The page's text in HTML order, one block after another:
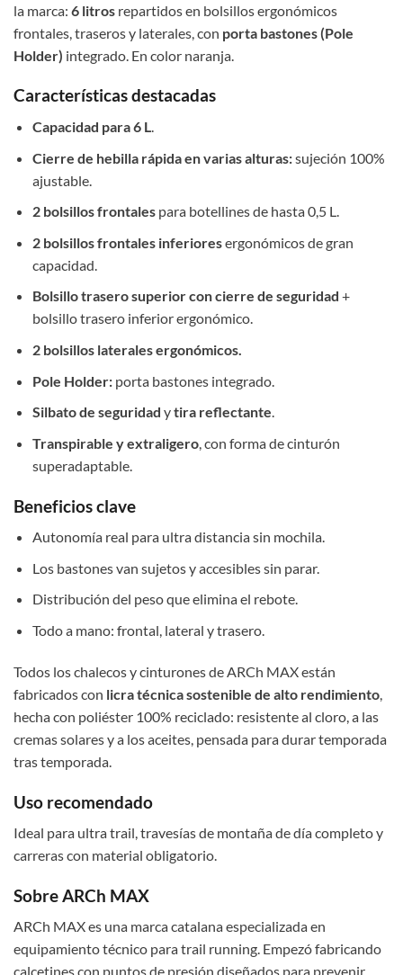
la marca: 6 litros repartidos en bolsillos ergonómicos
frontales, traseros y laterales, con porta bastones (Pole
Holder) integrado. En color naranja.
Características destacadas
Capacidad para 6 L.
Cierre de hebilla rápida en varias alturas:sujeción 100%
ajustable.
2 bolsillos frontalespara botellines de hasta 0,5 L.
2 bolsillos frontales inferioresergonómicos de gran
capacidad.
Bolsillo trasero superior con cierre de seguridad +
bolsillo trasero inferior ergonómico.
2 bolsillos laterales ergonómicos.
Pole Holder:porta bastones integrado.
Silbato de seguridad ytira reflectante.
Transpirable y extraligero, con forma de cinturón
superadaptable.
Beneficios clave
Autonomía real para ultra distancia sin mochila.
Los bastones van sujetos y accesibles sin parar.
Distribución del peso que elimina el rebote.
Todo a mano: frontal, lateral y trasero.
Todos los chalecos y cinturones de ARCh MAX están
fabricados con licra técnica sostenible de alto rendimiento
hecha con poliéster 100% reciclado: resistente al cloro, a las
cremas solares y a los aceites, pensada para durar temporada
tras temporada.
Uso recomendado
Ideal para ultra trail, travesías de montaña de día completo y
carreras con material obligatorio.
Sobre ARCh MAX
ARCh MAX es una marca catalana especializada en
equipamiento técnico para trail running. Empezó fabricando
calcetines con puntos de presión diseñados para prevenir